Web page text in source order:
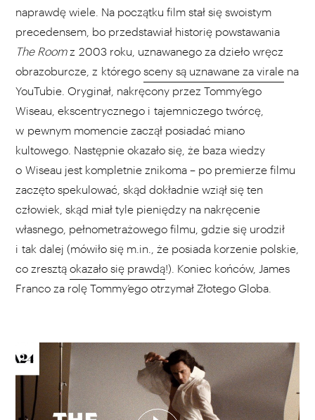
naprawdę wiele. Na początku film stał się swoistym
precedensem, bo przedstawiał historię powstawania
The Roomz 2003 roku, uznawanego za dzieło wręcz
obrazoburcze, z którego sceny są uznawane za virale na
YouTubie. Oryginał, nakręcony przez Tommy’ego
Wiseau, ekscentrycznego i tajemniczego twórcę,
w pewnym momencie zaczął posiadać miano
kultowego. Następnie okazało się, że baza wiedzy
o Wiseau jest kompletnie znikoma – po premierze filmu
zaczęto spekulować, skąd dokładnie wziął się ten
człowiek, skąd miał tyle pieniędzy na nakręcenie
własnego, pełnometrażowego filmu, gdzie się urodził
i tak dalej (mówiło się m.in., że posiada korzenie polskie,
co zresztą okazało się prawdą!). Koniec końców, James
Franco za rolę Tommy’ego otrzymał Złotego Globa.
WYBIERZ SWOJĄ PLAYLISTĘ